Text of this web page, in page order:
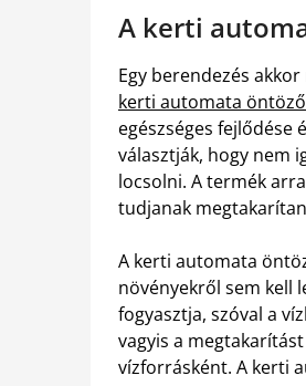
A kerti
Egy berendezés
kerti automata
egészséges fejlődése
választják, hogy nem
locsolni. A termék
tudjanak
A kerti automata
növényekről sem kell
fogyasztja, szóval a
vagyis a
vízforrásként. A kerti